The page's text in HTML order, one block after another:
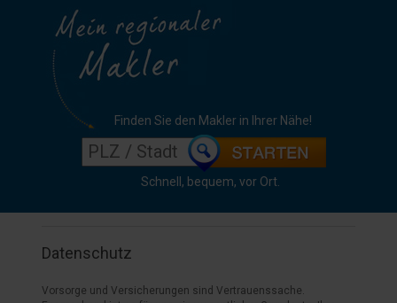
Finden Sie den Makler in Ihrer Nähe!
Schnell, bequem, vor Ort.
Datenschutz
Vorsorge und Versicherungen sind Vertrauenssache.